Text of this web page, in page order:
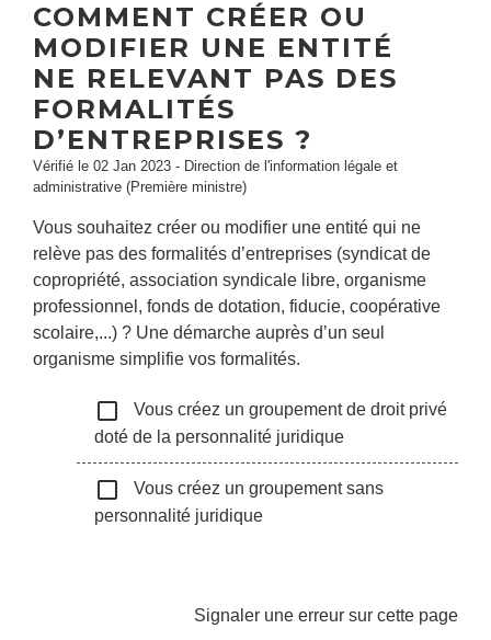
COMMENT CRÉER OU
MODIFIER UNE ENTITÉ
NE RELEVANT PAS DES
FORMALITÉS
D’ENTREPRISES ?
Vérifié le 02 Jan 2023 - Direction de l'information légale et
administrative (Première ministre)
Vous souhaitez créer ou modifier une entité qui ne
relève pas des formalités d’entreprises (syndicat de
copropriété, association syndicale libre, organisme
professionnel, fonds de dotation, fiducie, coopérative
scolaire,...) ? Une démarche auprès d’un seul
organisme simplifie vos formalités.
check_box_outline_blank
Vous créez un groupement de droit privé
doté de la personnalité juridique
check_box_outline_blank
Vous créez un groupement sans
personnalité juridique
Signaler une erreur sur cette page